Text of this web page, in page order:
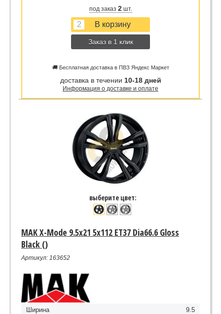
под заказ 2шт.
Заказ в 1 клик
🚚 Бесплатная доставка в ПВЗ Яндекс Маркет
доставка в течении 10-18 дней
Информация о доставке и оплате
выберите цвет:
MAK X-Mode 9.5x21 5x112 ET37 Dia66.6 Gloss
Black ()
Артикул: 163652
Ширина
9.5